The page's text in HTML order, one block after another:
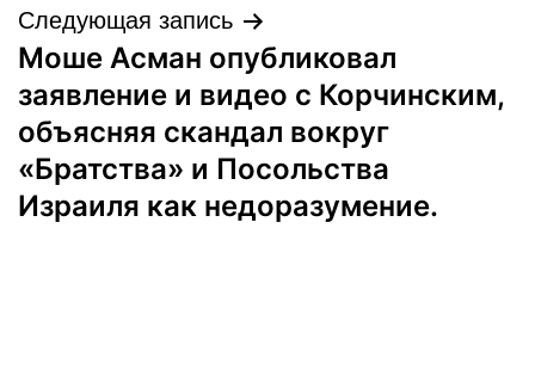
Следующая запись
Моше Асман опубликовал
заявление и видео с Корчинским,
объясняя скандал вокруг
«Братства» и Посольства
Израиля как недоразумение.